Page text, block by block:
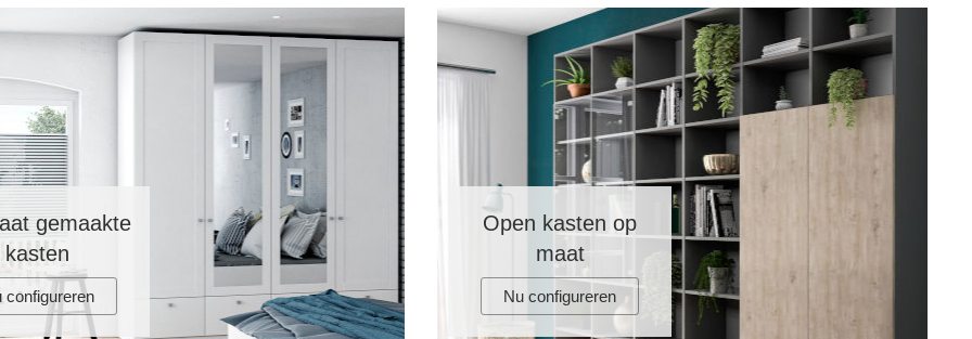
gemaakte
kasten
configureren
Open kasten op
maat
Nu configureren